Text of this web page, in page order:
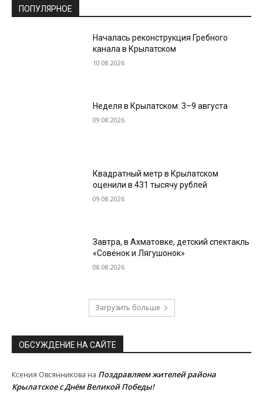
ПОПУЛЯРНОЕ
Началась реконструкция Гребного
канала в Крылатском
10.08.2026
Неделя в Крылатском: 3–9 августа
09.08.2026
Квадратный метр в Крылатском
оценили в 431 тысячу рублей
09.08.2026
Завтра, в Ахматовке, детский спектакль
«Совёнок и Лягушонок»
08.08.2026
Загрузить больше
ОБСУЖДЕНИЕ НА САЙТЕ
Ксения Овсянникова на Поздравляем жителей района
Крылатское с Днём Великой Победы!